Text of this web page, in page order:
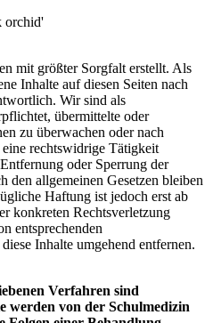
orchid'
mit größter Sorgfalt erstellt. Als
Inhalte auf diesen Seiten nach
Wir sind als
übermittelte oder
zu überwachen oder nach
rechtswidrige Tätigkeit
oder Sperrung der
den allgemeinen Gesetzen bleiben
Haftung ist jedoch erst ab
konkreten Rechtsverletzung
entsprechenden
Inhalte umgehend entfernen.
Verfahren sind
werden von der Schulmedizin